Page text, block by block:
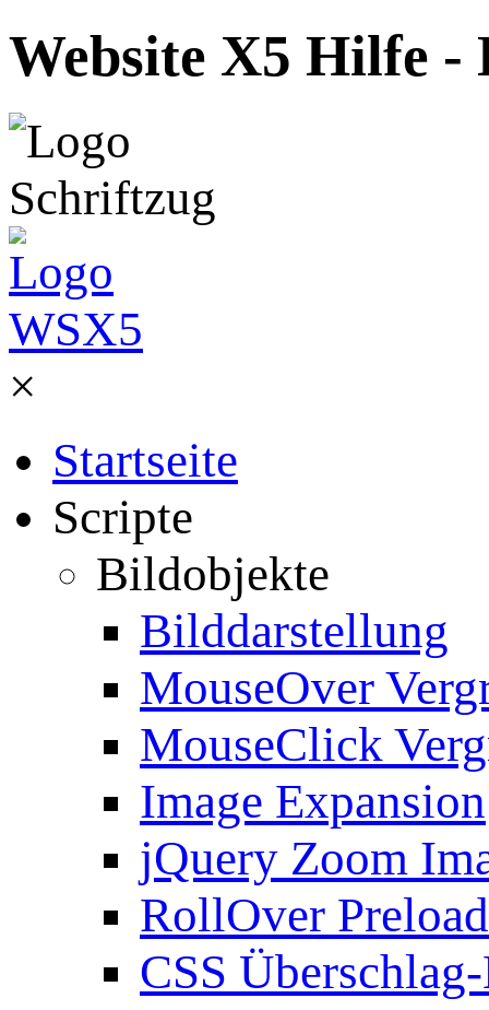
Website X5 Hilfe -
×
Startseite
Scripte
Bildobjekte
Bilddarstellung
MouseOver
MouseClick
Image Expansion
jQuery Zoom
RollOver Preload
CSS